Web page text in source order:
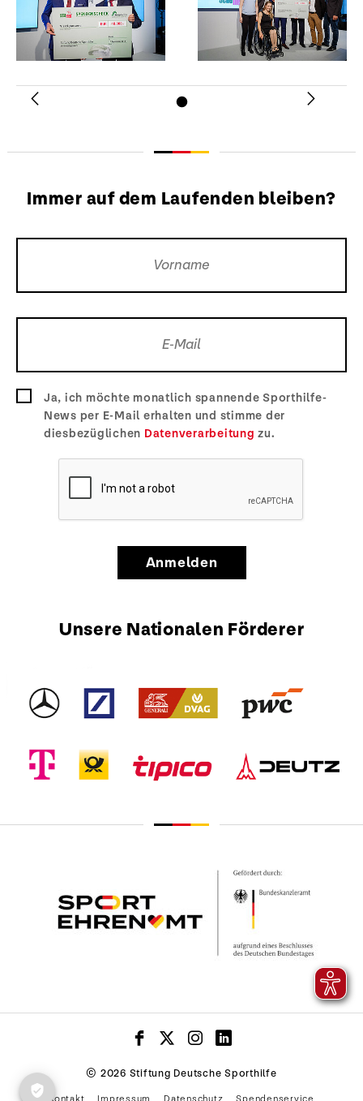
Immer auf dem Laufenden bleiben?
Ja, ich möchte monatlich spannende Sporthilfe-
News per E-Mail erhalten und stimme der
diesbezüglichen Datenverarbeitung zu.
Anmelden
Unsere Nationalen Förderer
© 2026 Stiftung Deutsche Sporthilfe
von 40.000 Euro von
und Dr. Rüdiger
Mittendorff,
Stellvertretender
Vorsitzender der